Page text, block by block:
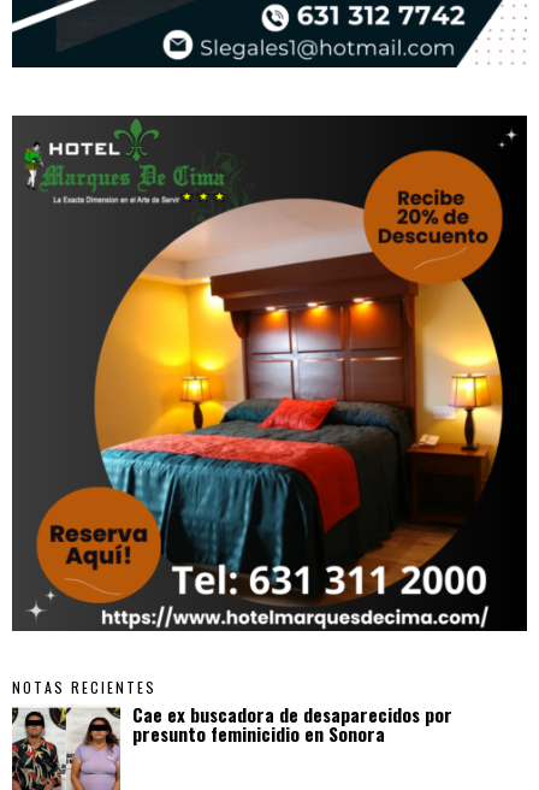
NOTAS RECIENTES
Cae ex buscadora de desaparecidos por
presunto feminicidio en Sonora